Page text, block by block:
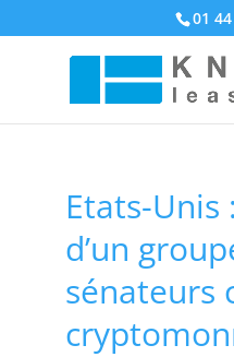
01
Etats-Unis
d’un
sénateurs